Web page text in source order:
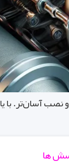
آسان‌تر. با
ها